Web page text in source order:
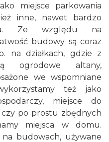
miejsce parkowania
inne, nawet bardzo
Ze względu na
budowy są coraz
na działkach, gdzie z
ogrodowe altany,
we wspomniane
też jako
miejsce do
po prostu zbędnych
miejsca w domu.
na budowach, używane